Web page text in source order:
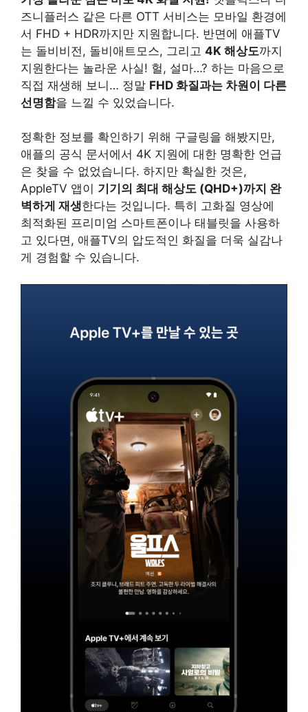
즈니플러스 같은 다른 OTT 서비스는 모바일 환경에
서 FHD + HDR까지만 지원합니다. 반면에 애플TV
는 돌비비전, 돌비애트모스, 그리고 4K 해상도까지
지원한다는 놀라운 사실! 헐, 설마…? 하는 마음으로
직접 재생해 보니… 정말 FHD 화질과는 차원이 다른
선명함을 느낄 수 있었습니다.
정확한 정보를 확인하기 위해 구글링을 해봤지만,
애플의 공식 문서에서 4K 지원에 대한 명확한 언급
은 찾을 수 없었습니다. 하지만 확실한 것은,
AppleTV 앱이 기기의 최대 해상도 (QHD+)까지 완
벽하게 재생한다는 것입니다. 특히 고화질 영상에
최적화된 프리미엄 스마트폰이나 태블릿을 사용하
고 있다면, 애플TV의 압도적인 화질을 더욱 실감나
게 경험할 수 있습니다.